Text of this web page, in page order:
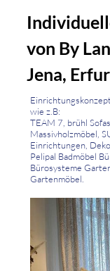
von By
Jena,
wie z.B:
TEAM 7, brühl
Massivholzmöbel,
Einrichtungen,
Pelipal Badmöbel
Bürosysteme
Gartenmöbel.